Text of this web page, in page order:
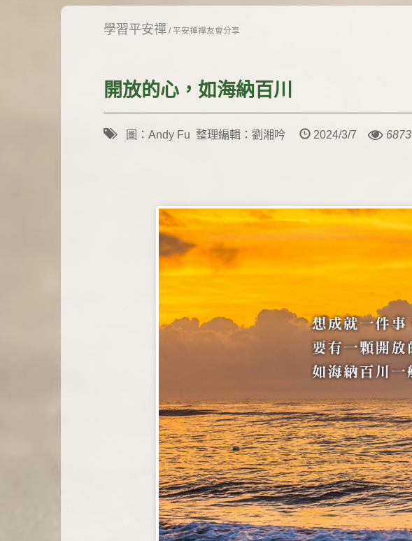
學習平安禪/平安禪禪友會分享
開放的心，如海納百川
圖：Andy Fu 整理編輯：劉湘吟 2024/3/7 6873